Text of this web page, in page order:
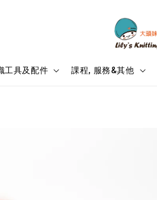
工具及配件 課程, 服務&其他